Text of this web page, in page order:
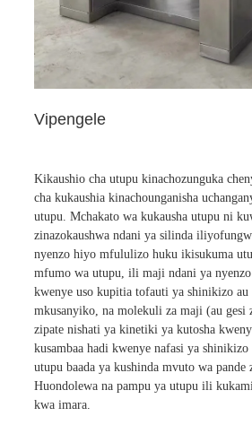
Vipengele
Kikaushio cha utupu kinachozunguka
cha kukaushia kinachounganisha
utupu. Mchakato wa kukausha utupu ni
zinazokaushwa ndani ya silinda
nyenzo hiyo mfululizo huku ikisukuma
mfumo wa utupu, ili maji ndani ya nyenzo
kwenye uso kupitia tofauti ya shinikizo
mkusanyiko, na molekuli za maji (au gesi
zipate nishati ya kinetiki ya kutosha
kusambaa hadi kwenye nafasi ya
utupu baada ya kushinda mvuto wa
Huondolewa na pampu ya utupu ili
kwa imara.